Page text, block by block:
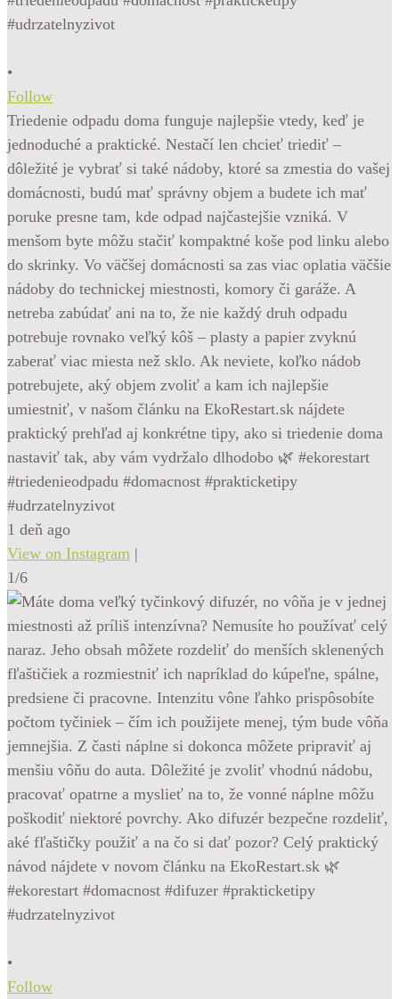
•
Follow
Triedenie odpadu doma funguje najlepšie vtedy, keď je
jednoduché a praktické. Nestačí len chcieť triediť –
dôležité je vybrať si také nádoby, ktoré sa zmestia do vašej
domácnosti, budú mať správny objem a budete ich mať
poruke presne tam, kde odpad najčastejšie vzniká. V
menšom byte môžu stačiť kompaktné koše pod linku alebo
do skrinky. Vo väčšej domácnosti sa zas viac oplatia väčšie
nádoby do technickej miestnosti, komory či garáže. A
netreba zabúdať ani na to, že nie každý druh odpadu
potrebuje rovnako veľký kôš – plasty a papier zvyknú
zaberať viac miesta než sklo. Ak neviete, koľko nádob
potrebujete, aký objem zvoliť a kam ich najlepšie
umiestniť, v našom článku na EkoRestart.sk nájdete
praktický prehľad aj konkrétne tipy, ako si triedenie doma
nastaviť tak, aby vám vydržalo dlhodobo 🌿 #ekorestart
#triedenieodpadu #domacnost #prakticketipy
#udrzatelnyzivot
1 deň ago
View on Instagram |
1/6
•
Follow